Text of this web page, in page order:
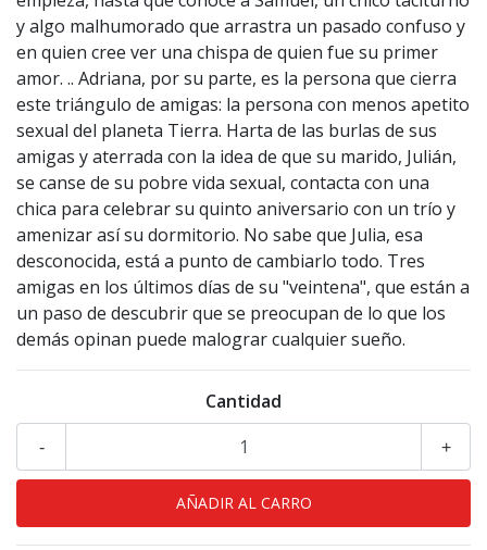
y algo malhumorado que arrastra un pasado confuso y
en quien cree ver una chispa de quien fue su primer
amor. .. Adriana, por su parte, es la persona que cierra
este triángulo de amigas: la persona con menos apetito
sexual del planeta Tierra. Harta de las burlas de sus
amigas y aterrada con la idea de que su marido, Julián,
se canse de su pobre vida sexual, contacta con una
chica para celebrar su quinto aniversario con un trío y
amenizar así su dormitorio. No sabe que Julia, esa
desconocida, está a punto de cambiarlo todo. Tres
amigas en los últimos días de su "veintena", que están a
un paso de descubrir que se preocupan de lo que los
demás opinan puede malograr cualquier sueño.
Cantidad
+
-